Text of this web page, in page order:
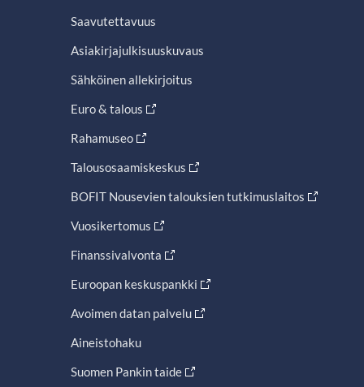
Saavutettavuus
Asiakirjajulkisuuskuvaus
Sähköinen allekirjoitus
Euro & talous
Rahamuseo
Talousosaamiskeskus
BOFIT Nousevien talouksien tutkimuslaitos
Vuosikertomus
Finanssivalvonta
Euroopan keskuspankki
Avoimen datan palvelu
Aineistohaku
Suomen Pankin taide